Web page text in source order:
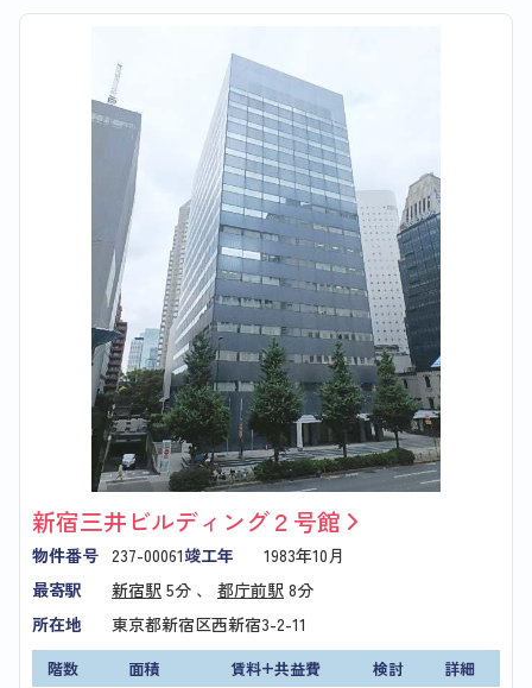
新宿三井ビルディング２号館
物件番号 237-00061竣工年
1983年10月
最寄駅
新宿駅 5分 、 都庁前駅 8分
所在地
東京都新宿区西新宿3-2-11
階数 面積 賃料+共益費 検討
詳細